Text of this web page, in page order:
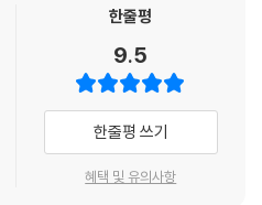
한줄평
9.5
한줄평 쓰기
혜택 및 유의사항